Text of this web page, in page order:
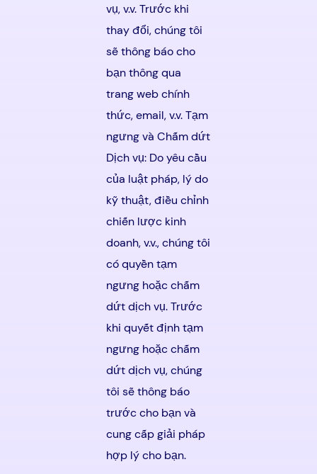
vụ, v.v. Trước khi
thay đổi, chúng tôi
sẽ thông báo cho
bạn thông qua
trang web chính
thức, email, v.v. Tạm
ngưng và Chấm dứt
Dịch vụ: Do yêu cầu
của luật pháp, lý do
kỹ thuật, điều chỉnh
chiến lược kinh
doanh, v.v., chúng tôi
có quyền tạm
ngưng hoặc chấm
dứt dịch vụ. Trước
khi quyết định tạm
ngưng hoặc chấm
dứt dịch vụ, chúng
tôi sẽ thông báo
trước cho bạn và
cung cấp giải pháp
hợp lý cho bạn.